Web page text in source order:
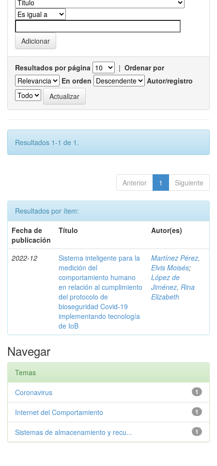
Resultados por página | Ordenar por
En orden
Autor/registro
Resultados 1-1 de 1.
Anterior 1 Siguiente
Resultados por ítem:
Fecha de
publicación
Título Autor(es)
2022-12
Sistema inteligente para la
medición del
comportamiento humano
en relación al cumplimiento
del protocolo de
bioseguridad Covid-19
implementando tecnología
de IoB
Martínez Pérez,
Elvis Moisés;
López de
Jiménez, Rina
Elizabeth
Navegar
Temas
1
Coronavirus
1
Internet del Comportamiento
1
Sistemas de almacenamiento y recu...